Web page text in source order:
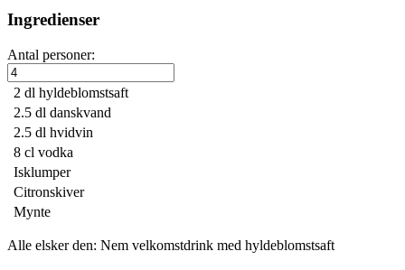
Ingredienser
Antal personer:
2 dl hyldeblomstsaft
2.5 dl danskvand
2.5 dl hvidvin
8 cl vodka
Isklumper
Citronskiver
Mynte
Alle elsker den: Nem velkomstdrink med hyldeblomstsaft